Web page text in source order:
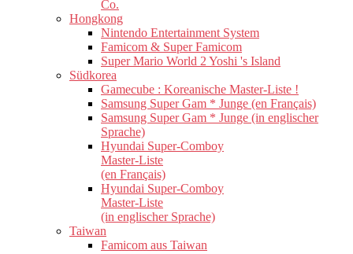
Co.
Hongkong
Nintendo Entertainment System
Famicom & Super Famicom
Super Mario World 2 Yoshi 's Island
Südkorea
Gamecube : Koreanische Master-Liste !
Samsung Super Gam * Junge (en Français)
Samsung Super Gam * Junge (in englischer
Sprache)
Hyundai Super-Comboy
Master-Liste
(en Français)
Hyundai Super-Comboy
Master-Liste
(in englischer Sprache)
Taiwan
Famicom aus Taiwan